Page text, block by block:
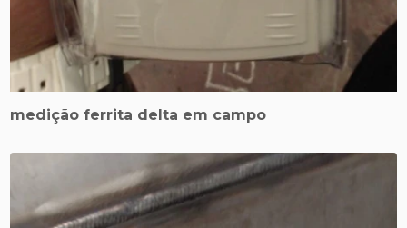
medição ferrita delta em campo